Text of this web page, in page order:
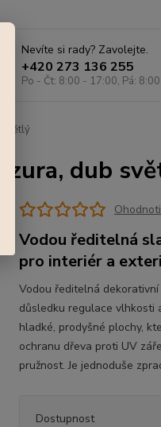
Nevíte si rady? Zavolejte.
+420 273 136 255
Po - Čt: 8:00 - 17:00, Pá:
světlý
dub
Vodou ředitelná
pro interiér a
Vodou ředitelná
důsledku regulace vlhkosti
hladké, prodyšné plochy,
ochranu dřeva proti UV
pružnost. Je jednoduše
Dostupnost